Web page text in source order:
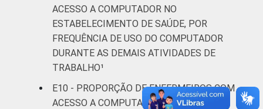
ACESSO A COMPUTADOR NO
ESTABELECIMENTO DE SAÚDE, POR
FREQUÊNCIA DE USO DO COMPUTADOR
DURANTE AS DEMAIS ATIVIDADES DE
TRABALHO¹
E10 - PROPORÇÃO DE ENFERMEIROS COM
ACESSO A COMPUTADOR NO